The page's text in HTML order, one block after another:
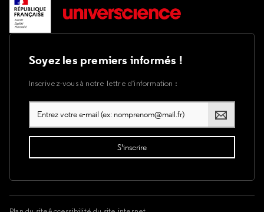
Soyez les premiers informés !
Inscrivez-vous à notre lettre d’information :